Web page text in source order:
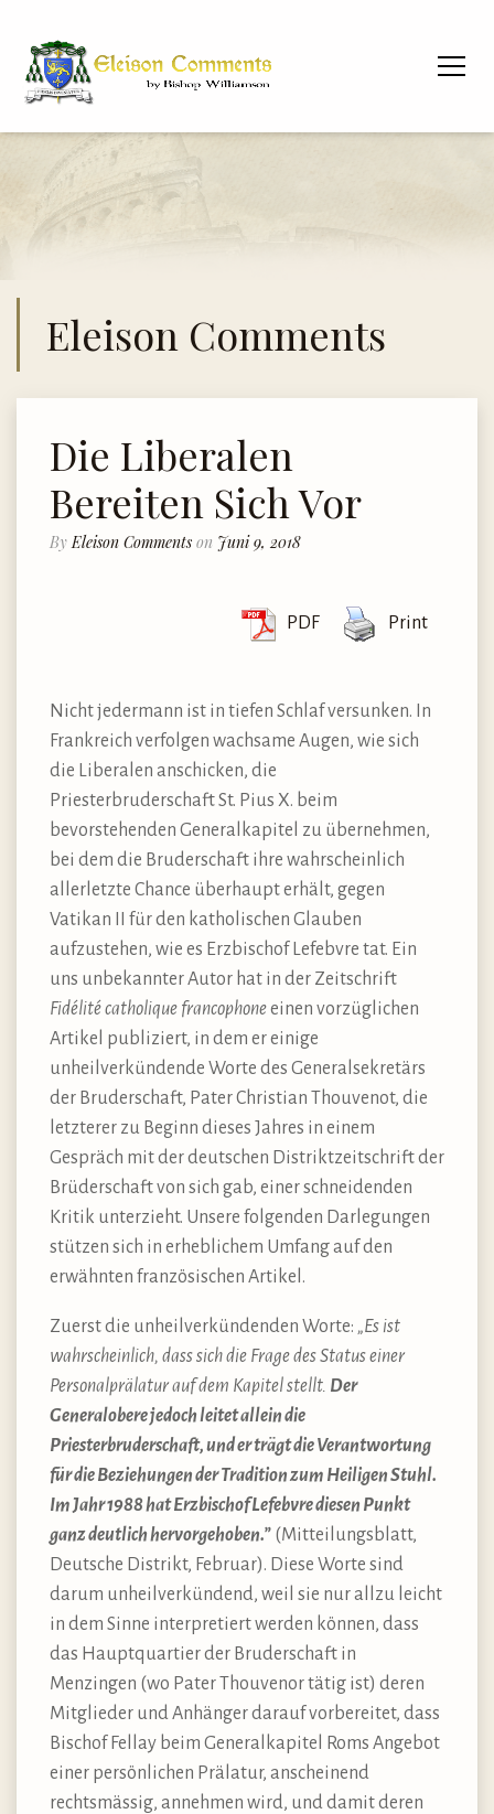
Eleison Comments
Die Liberalen
Bereiten Sich Vor
By Eleison Comments on Juni 9, 2018
PDF Print
Nicht jedermann ist in tiefen Schlaf versunken. In
Frankreich verfolgen wachsame Augen, wie sich
die Liberalen anschicken, die
Priesterbruderschaft St. Pius X. beim
bevorstehenden Generalkapitel zu übernehmen,
bei dem die Bruderschaft ihre wahrscheinlich
allerletzte Chance überhaupt erhält, gegen
Vatikan II für den katholischen Glauben
aufzustehen, wie es Erzbischof Lefebvre tat. Ein
uns unbekannter Autor hat in der Zeitschrift
Fidélité catholique francophoneeinen vorzüglichen
Artikel publiziert, in dem er einige
unheilverkündende Worte des Generalsekretärs
der Bruderschaft, Pater Christian Thouvenot, die
letzterer zu Beginn dieses Jahres in einem
Gespräch mit der deutschen Distriktzeitschrift der
Brüderschaft von sich gab, einer schneidenden
Kritik unterzieht. Unsere folgenden Darlegungen
stützen sich in erheblichem Umfang auf den
erwähnten französischen Artikel.
Zuerst die unheilverkündenden Worte: „Es ist
wahrscheinlich, dass sich die Frage des Status einer
Personalprälatur auf dem Kapitel stellt. Der
Generalobere jedoch leitet allein die
Priesterbruderschaft, und er trägt die Verantwortung
für die Beziehungen der Tradition zum Heiligen Stuhl.
Im Jahr 1988 hat Erzbischof Lefebvre diesen Punkt
ganz deutlich hervorgehoben.” (Mitteilungsblatt,
Deutsche Distrikt, Februar). Diese Worte sind
darum unheilverkündend, weil sie nur allzu leicht
in dem Sinne interpretiert werden können, dass
das Hauptquartier der Bruderschaft in
Menzingen (wo Pater Thouvenor tätig ist) deren
Mitglieder und Anhänger darauf vorbereitet, dass
Bischof Fellay beim Generalkapitel Roms Angebot
einer persönlichen Prälatur, anscheinend
rechtsmässig, annehmen wird, und damit deren